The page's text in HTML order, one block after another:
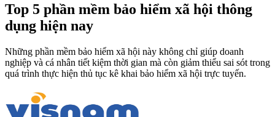
Top 5 phần mềm bảo hiểm xã hội thông
dụng hiện nay
Những phần mềm bảo hiểm xã hội này không chỉ giúp doanh
nghiệp và cá nhân tiết kiệm thời gian mà còn giảm thiểu sai sót trong
quá trình thực hiện thủ tục kê khai bảo hiểm xã hội trực tuyến.